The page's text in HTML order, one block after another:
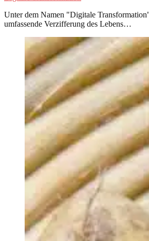
Unter dem Namen "Digitale
umfassende Verzifferung des Lebens…